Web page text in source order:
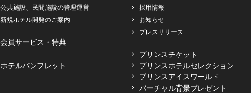
公共施設、民間施設の管理運営
新規ホテル開発のご案内
会員サービス・特典
ホテルパンフレット
採用情報
お知らせ
プレスリリース
プリンスチケット
プリンスホテルセレクション
プリンスアイスワールド
バーチャル背景プレゼント